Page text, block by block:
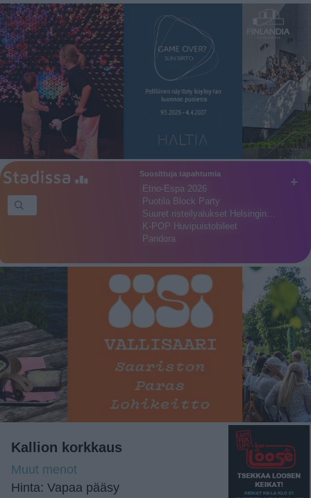
+
Suosittuja tapahtumia
Etno-Espa 2026
Puotila Block Party
Suuret risteilyalukset Helsingin…
K-POP Huvipuistobileet
Pandora
Kallion korkkaus
Muut menot
Hinta: Vapaa pääsy